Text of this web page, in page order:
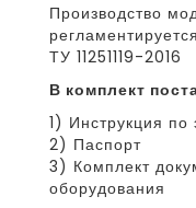
Производство
ТУ 11251119-2016
В комплект
1) Инструкция по
2) Паспорт
3) Комплект
оборудования